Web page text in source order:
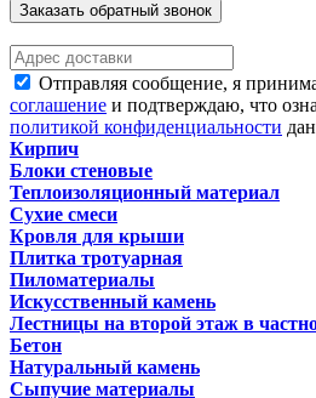
Заказать обратный звонок
Отправляя сообщение, я
соглашение и подтверждаю, что
политикой конфиденциальности
Кирпич
Блоки стеновые
Теплоизоляционный материал
Сухие смеси
Кровля для крыши
Плитка тротуарная
Пиломатериалы
Искусственный камень
Лестницы на второй этаж в
Бетон
Натуральный камень
Сыпучие материалы